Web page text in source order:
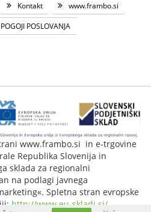
Kontakt
www.frambo.si
POSLOVANJA
www.frambo.si in e-trgovine
Republika Slovenija in
sklada za regionalni
na podlagi javnega
Spletna stran evropske
http://www.eu-skladi.si/